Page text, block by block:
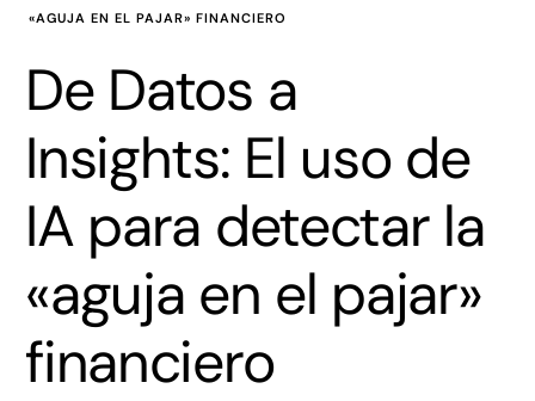
«AGUJA EN EL PAJAR» FINANCIERO
De Datos a
Insights: El uso de
IA para detectar la
«aguja en el pajar»
financiero